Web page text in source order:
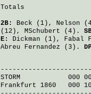
Totals
2B: Beck (1), Nelson
(12), MSchubert (4).
E: Dickman (1), Fabal
Abreu Fernandez (3).
STORM
000
Frankfurt 1860
000